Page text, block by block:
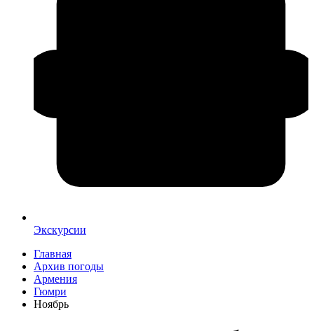
Экскурсии
Главная
Архив погоды
Армения
Гюмри
Ноябрь